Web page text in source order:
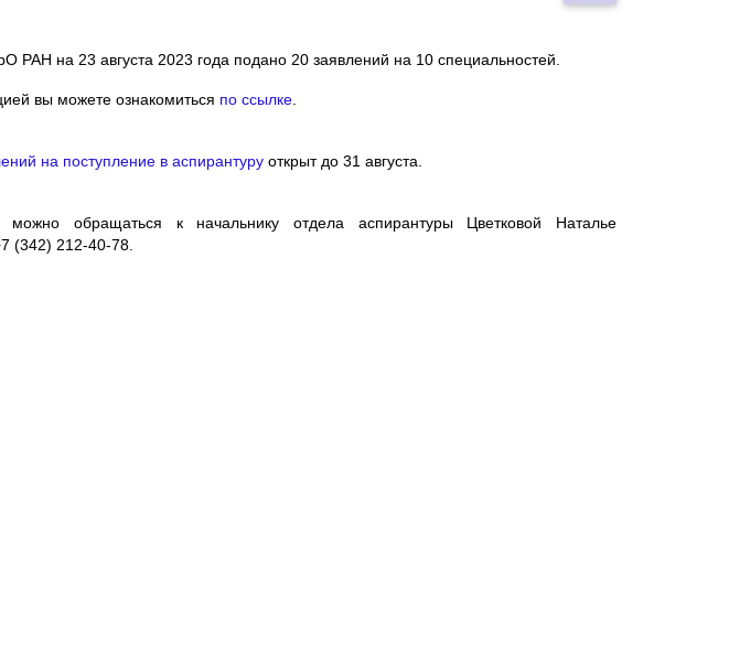
РАН на 23 августа 2023 года подано 20 заявлений на 10 специальностей.
вы можете ознакомиться по ссылке
на поступление в аспирантуру открыт до 31 августа.
обращаться к начальнику отдела аспирантуры Цветковой Наталье
(342) 212-40-78.